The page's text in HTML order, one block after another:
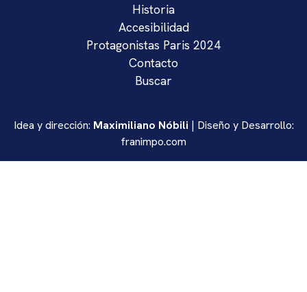
Historia
Accesibilidad
Protagonistas Paris 2024
Contacto
Buscar
Idea y dirección: Maximiliano Nóbili | Diseño y Desarrollo:
franimpo.com